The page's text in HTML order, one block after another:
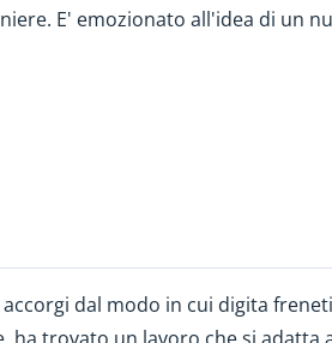
E' emozionato all'idea di un
dal modo in cui digita
ha trovato un lavoro che si adatta